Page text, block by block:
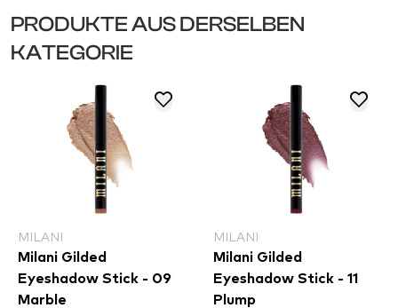
PRODUKTE AUS DERSELBEN
KATEGORIE
MILANI
Milani Gilded
Eyeshadow Stick - 09
Marble
MILANI
Milani Gilded
Eyeshadow Stick - 11
Plump